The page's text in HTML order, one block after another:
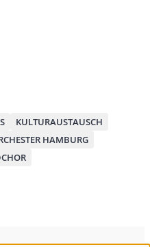
KULTURAUSTAUSCH
HAMBURG